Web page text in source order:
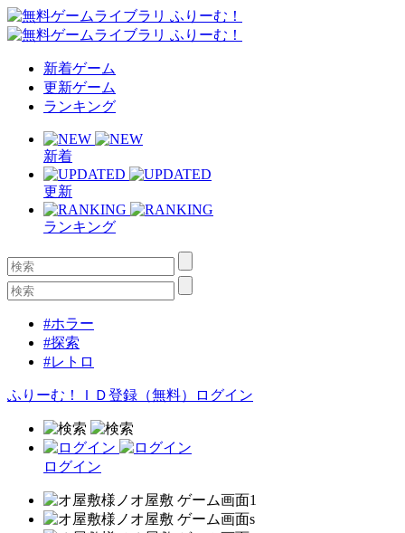
新着ゲーム
更新ゲーム
ランキング
新着
更新
ランキング
#ホラー
#探索
#レトロ
ふりーむ！ＩＤ登録（無料） ログイン
ログイン